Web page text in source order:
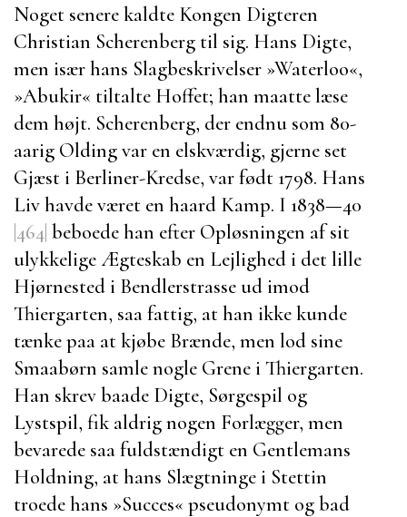
Noget senere kaldte Kongen Digteren
Christian Scherenberg til sig. Hans Digte,
men især hans Slagbeskrivelser »Waterloo«,
»Abukir« tiltalte Hoffet; han maatte læse
dem højt. Scherenberg, der endnu som 80-
aarig Olding var en elskværdig, gjerne set
Gjæst i Berliner-Kredse, var født 1798. Hans
Liv havde været en haard Kamp. I 1838—40
|464| beboede han efter Opløsningen af sit
ulykkelige Ægteskab en Lejlighed i det lille
Hjørnested i Bendlerstrasse ud imod
Thiergarten, saa fattig, at han ikke kunde
tænke paa at kjøbe Brænde, men lod sine
Smaabørn samle nogle Grene i Thiergarten.
Han skrev baade Digte, Sørgespil og
Lystspil, fik aldrig nogen Forlægger, men
bevarede saa fuldstændigt en Gentlemans
Holdning, at hans Slægtninge i Stettin
troede hans »Succes« pseudonymt og bad